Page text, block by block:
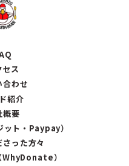
セス
合わせ
紹介
概要
ト・Paypay）
さった方々
）